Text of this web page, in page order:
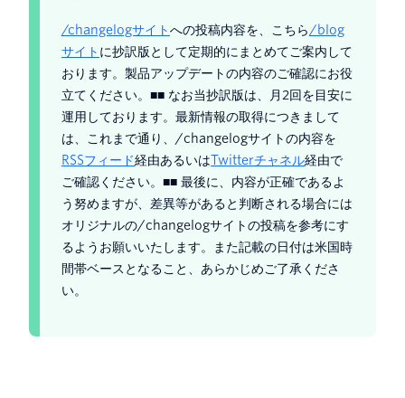
/changelogサイトへの投稿内容を、こちら/blog
サイト に抄訳版として定期的にまとめてご案内して
おります。製品アップデートの内容のご確認にお役
立てください。■■ なお当抄訳版は、月2回を目安に
運用しております。最新情報の取得につきまして
は、これまで通り、/changelogサイトの内容を
RSSフィード経由あるいはTwitterチャネル経由で
ご確認ください。■■ 最後に、内容が正確であるよ
う努めますが、差異等があると判断される場合には
オリジナルの/changelogサイトの投稿を参考にす
るようお願いいたします。また記載の日付は米国時
間帯ベースとなること、あらかじめご了承くださ
い。